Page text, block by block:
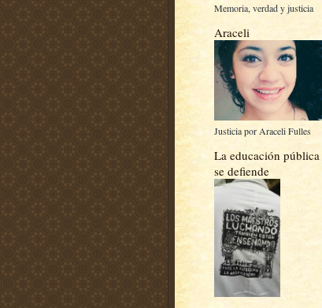
Memoria, verdad y justicia
Araceli
Justicia por Araceli Fulles
La educación pública
se defiende